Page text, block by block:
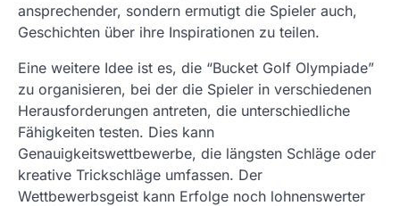
ansprechender, sondern ermutigt die Spieler auch,
Geschichten über ihre Inspirationen zu teilen.
Eine weitere Idee ist es, die “Bucket Golf Olympiade”
zu organisieren, bei der die Spieler in verschiedenen
Herausforderungen antreten, die unterschiedliche
Fähigkeiten testen. Dies kann
Genauigkeitswettbewerbe, die längsten Schläge oder
kreative Trickschläge umfassen. Der
Wettbewerbsgeist kann Erfolge noch lohnenswerter